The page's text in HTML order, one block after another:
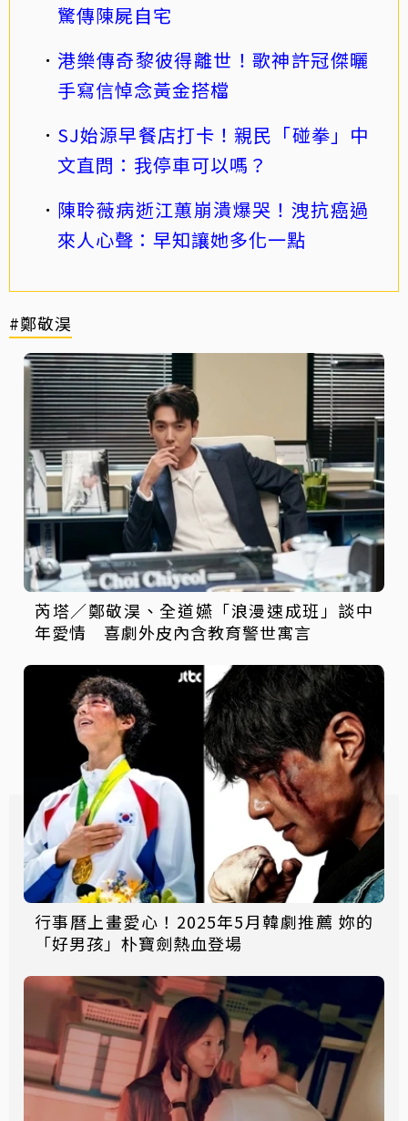
驚傳陳屍自宅
港樂傳奇黎彼得離世！歌神許冠傑曬
手寫信悼念黃金搭檔
SJ始源早餐店打卡！親民「碰拳」中
文直問：我停車可以嗎？
陳聆薇病逝江蕙崩潰爆哭！洩抗癌過
來人心聲：早知讓她多化一點
#鄭敬淏
芮塔／鄭敬淏、全道嬿「浪漫速成班」談中
年愛情 喜劇外皮內含教育警世寓言
行事曆上畫愛心！2025年5月韓劇推薦 妳的
「好男孩」朴寶劍熱血登場